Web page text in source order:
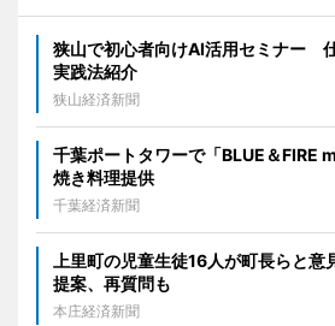
狭山で初心者向けAI活用セミナー
実践法紹介
狭山経済新聞
千葉ポートタワーで「BLUE＆
焼き料理提供
千葉経済新聞
上里町の児童生徒16人が町長らと
提案、再質問も
本庄経済新聞